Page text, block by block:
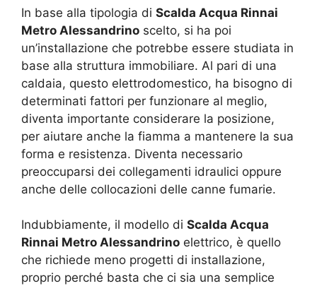
In base alla tipologia di Scalda Acqua Rinnai
Metro Alessandrino scelto, si ha poi
un’installazione che potrebbe essere studiata in
base alla struttura immobiliare. Al pari di una
caldaia, questo elettrodomestico, ha bisogno di
determinati fattori per funzionare al meglio,
diventa importante considerare la posizione,
per aiutare anche la fiamma a mantenere la sua
forma e resistenza. Diventa necessario
preoccuparsi dei collegamenti idraulici oppure
anche delle collocazioni delle canne fumarie.
Indubbiamente, il modello di Scalda Acqua
Rinnai Metro Alessandrino elettrico, è quello
che richiede meno progetti di installazione,
proprio perché basta che ci sia una semplice